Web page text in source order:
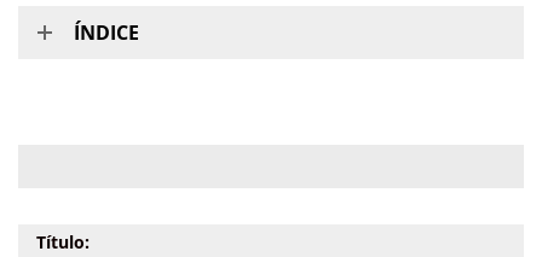
ÍNDICE
Título: